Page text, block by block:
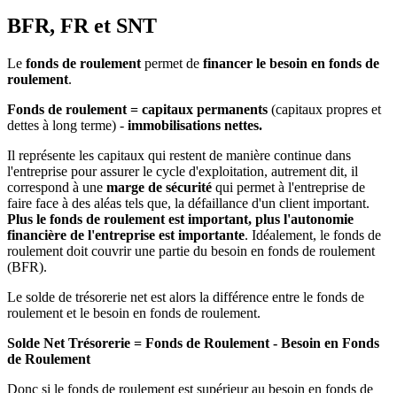
BFR, FR et SNT
Le fonds de roulement permet de financer le besoin en fonds de
roulement.
Fonds de roulement = capitaux permanents (capitaux propres et
dettes à long terme) - immobilisations nettes.
Il représente les capitaux qui restent de manière continue dans
l'entreprise pour assurer le cycle d'exploitation, autrement dit, il
correspond à une marge de sécurité qui permet à l'entreprise de
faire face à des aléas tels que, la défaillance d'un client important.
Plus le fonds de roulement est important, plus l'autonomie
financière de l'entreprise est importante. Idéalement, le fonds de
roulement doit couvrir une partie du besoin en fonds de roulement
(BFR).
Le solde de trésorerie net est alors la différence entre le fonds de
roulement et le besoin en fonds de roulement.
Solde Net Trésorerie = Fonds de Roulement - Besoin en Fonds
de Roulement
Donc si le fonds de roulement est supérieur au besoin en fonds de